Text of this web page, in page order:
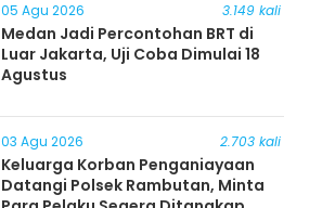
05 Agu 2026 3.149 kali
Medan Jadi Percontohan BRT di
Luar Jakarta, Uji Coba Dimulai 18
Agustus
03 Agu 2026 2.703 kali
Keluarga Korban Penganiayaan
Datangi Polsek Rambutan, Minta